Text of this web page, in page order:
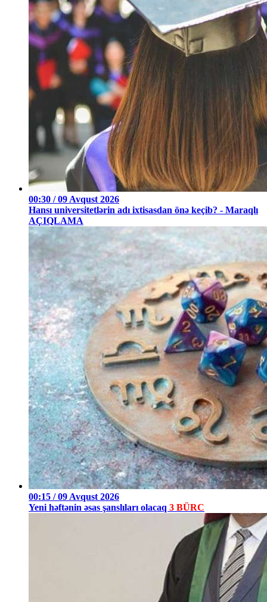
00:30 / 09 Avqust 2026
Hansı universitetlərin adı ixtisasdan önə keçib? - Maraqlı
AÇIQLAMA
00:15 / 09 Avqust 2026
Yeni həftənin əsas şanslıları olacaq 3 BÜRC